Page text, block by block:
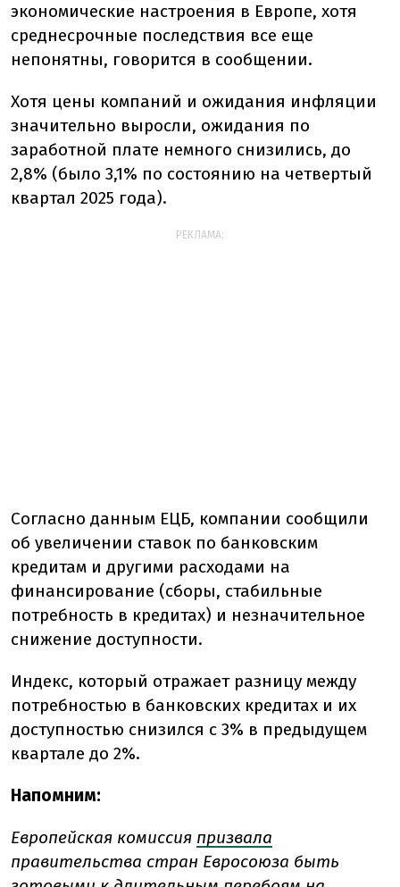
экономические настроения в Европе, хотя
среднесрочные последствия все еще
непонятны, говорится в сообщении.
Хотя цены компаний и ожидания инфляции
значительно выросли, ожидания по
заработной плате немного снизились, до
2,8% (было 3,1% по состоянию на четвертый
квартал 2025 года).
РЕКЛАМА:
Согласно данным ЕЦБ, компании сообщили
об увеличении ставок по банковским
кредитам и другими расходами на
финансирование (сборы, стабильные
потребность в кредитах) и незначительное
снижение доступности.
Индекс, который отражает разницу между
потребностью в банковских кредитах и их
доступностью снизился с 3% в предыдущем
квартале до 2%.
Напомним:
Европейская комиссия призвала
правительства стран Евросоюза быть